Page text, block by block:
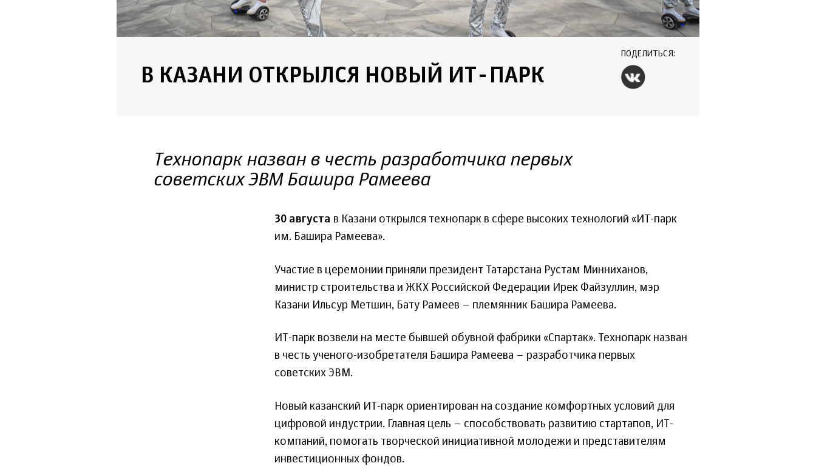
ПОДЕЛИТЬСЯ:
В КАЗАНИ ОТКРЫЛСЯ НОВЫЙ ИТ-ПАРК
Технопарк назван в честь разработчика первых
советских ЭВМ Башира Рамеева
30 августа в Казани открылся технопарк в сфере высоких технологий «ИТ-парк
им. Башира Рамеева».
Участие в церемонии приняли президент Татарстана Рустам Минниханов,
министр строительства и ЖКХ Российской Федерации Ирек Файзуллин, мэр
Казани Ильсур Метшин, Бату Рамеев – племянник Башира Рамеева.
ИТ-парк возвели на месте бывшей обувной фабрики «Спартак». Технопарк назван
в честь ученого-изобретателя Башира Рамеева – разработчика первых
советских ЭВМ.
Новый казанский ИТ-парк ориентирован на создание комфортных условий для
цифровой индустрии. Главная цель – способствовать развитию стартапов, ИТ-
компаний, помогать творческой инициативной молодежи и представителям
инвестиционных фондов.